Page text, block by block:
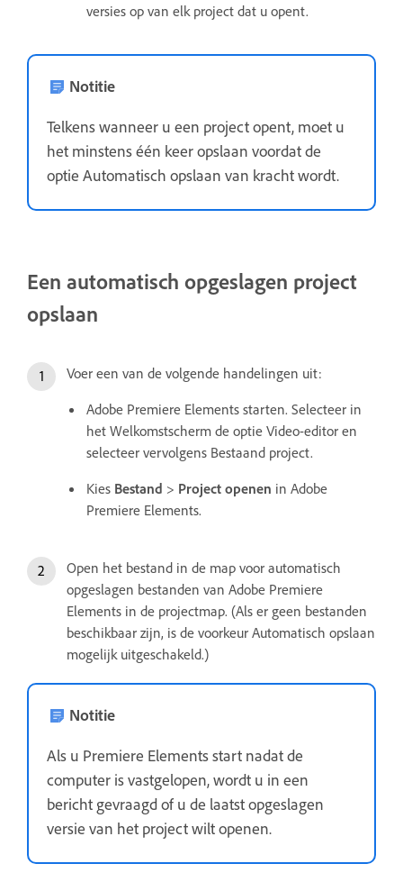
versies op van elk project dat u opent.
Notitie
Telkens wanneer u een project opent, moet u
het minstens één keer opslaan voordat de
optie Automatisch opslaan van kracht wordt.
Een automatisch opgeslagen project
opslaan
Voer een van de volgende handelingen uit:
Adobe Premiere Elements starten. Selecteer in
het Welkomstscherm de optie Video-editor en
selecteer vervolgens Bestaand project.
Kies Bestand > Project openen in Adobe
Premiere Elements.
Open het bestand in de map voor automatisch
opgeslagen bestanden van Adobe Premiere
Elements in de projectmap. (Als er geen bestanden
beschikbaar zijn, is de voorkeur Automatisch opslaan
mogelijk uitgeschakeld.)
Notitie
Als u Premiere Elements start nadat de
computer is vastgelopen, wordt u in een
bericht gevraagd of u de laatst opgeslagen
versie van het project wilt openen.